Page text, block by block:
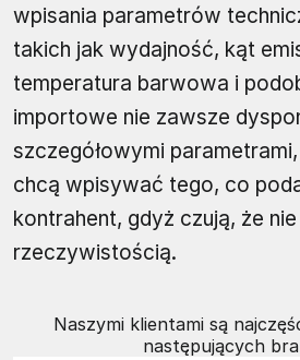
wpisania parametrów
takich jak wydajność, kąt
temperatura barwowa i
importowe nie zawsze
szczegółowymi
chcą wpisywać tego, co
kontrahent, gdyż czują, że
rzeczywistością.
Naszymi klientami są
następujących